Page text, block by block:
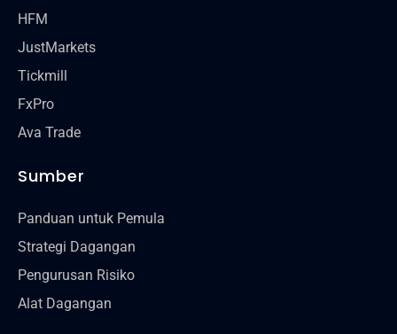
HFM
JustMarkets
Tickmill
FxPro
Ava Trade
Sumber
Panduan untuk Pemula
Strategi Dagangan
Pengurusan Risiko
Alat Dagangan